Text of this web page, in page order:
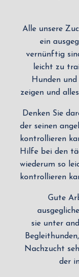
Alle unsere
ein
vernünftig
leicht zu
Hunden
zeigen und
Denken Sie
der seinen
kontrollieren
Hilfe bei den
wiederum so
kontrollieren
Gute
sie unter
Nachzucht
der